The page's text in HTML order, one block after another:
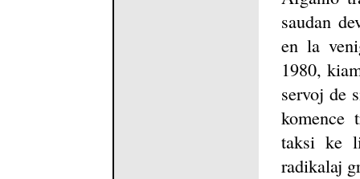
saudan
en la
1980,
servoj de
komence
taksi ke
radikalaj